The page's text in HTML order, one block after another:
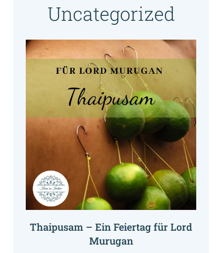
Uncategorized
Thaipusam – Ein Feiertag für Lord
Murugan